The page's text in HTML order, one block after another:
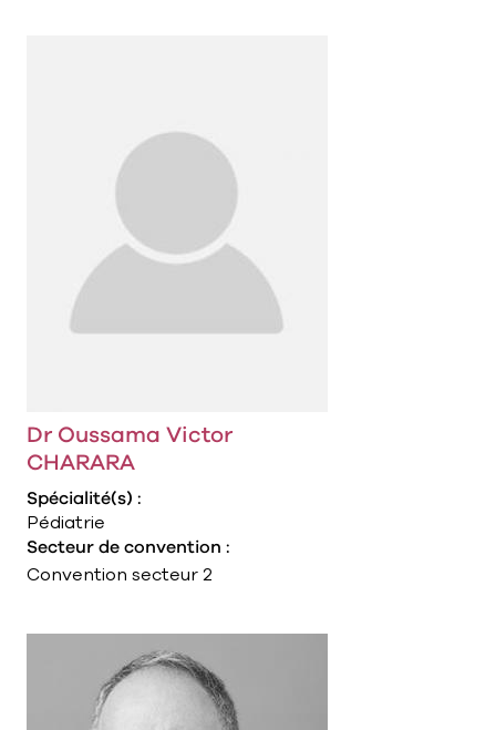
Dr Oussama Victor
CHARARA
Spécialité(s) :
Pédiatrie
Secteur de convention :
Convention secteur 2